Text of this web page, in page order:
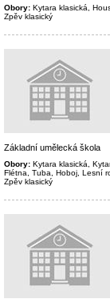
Obory: Kytara klasická,
Zpěv klasický
Základní umělecká škola
Obory: Kytara klasická,
Flétna, Tuba, Hoboj, Lesní
Zpěv klasický